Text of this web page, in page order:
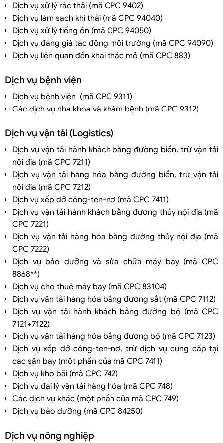
Dịch vụ xử lý rác thải (mã CPC 9402)
Dịch vụ làm sạch khí thải (mã CPC 94040)
Dịch vụ xử lý tiếng ồn (mã CPC 94050)
Dịch vụ đáng giá tác động môi trường (mã CPC 94090)
Dịch vụ liên quan đến khai thác mỏ (mã CPC 883)
Dịch vụ bệnh viện
Dịch vụ bệnh viện (mã CPC 9311)
Các dịch vụ nha khoa và khám bệnh (mã CPC 9312)
Dịch vụ vận tải (Logistics)
Dịch vụ vận tải hành khách bằng đường biển, trừ vận tải
nội địa (mã CPC 7211)
Dịch vụ vận tải hàng hóa bằng đường biển, trừ vận tải
nội địa (mã CPC 7212)
Dịch vụ xếp dỡ công-ten-nơ (mã CPC 7411)
Dịch vụ vận tải hành khách bằng đường thủy nội địa (mã
CPC 7221)
Dịch vụ vận tải hàng hóa bằng đường thủy nội địa (mã
CPC 7222)
Dịch vụ bảo dưỡng và sửa chữa máy bay (mã CPC
8868**)
Dịch vụ cho thuê máy bay (mã CPC 83104)
Dịch vụ vận tải hàng hóa bằng đường sắt (mã CPC 7112)
Dịch vụ vận tải hành khách bằng đường bộ (mã CPC
7121+7122)
Dịch vụ vận tải hàng hóa bằng đường bộ (mã CPC 7123)
Dịch vụ xếp dỡ công-ten-nơ, trừ dịch vụ cung cấp tại
các sân bay (một phần của mã CPC 7411)
Dịch vụ kho bãi (mã CPC 742)
Dịch vụ đại lý vận tải hàng hóa (mã CPC 748)
Các dịch vụ khác (một phần của mã CPC 749)
Dịch vụ bảo dưỡng (mã CPC 84250)
Dịch vụ nông nghiệp